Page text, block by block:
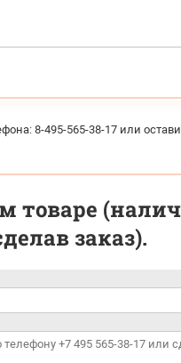
8-495-565-38-17 или
товаре
заказ).